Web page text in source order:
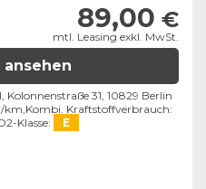
89,00 €
mtl. Leasing exkl. MwSt.
ansehen
31, 10829 Berlin
km, Kombi. Kraftstoffverbrauch:
Klasse: E